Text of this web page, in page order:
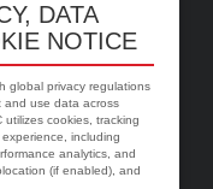
DATA
NOTICE
global privacy regulations
and use data across
utilizes cookies, tracking
including
analytics, and
(if enabled), and